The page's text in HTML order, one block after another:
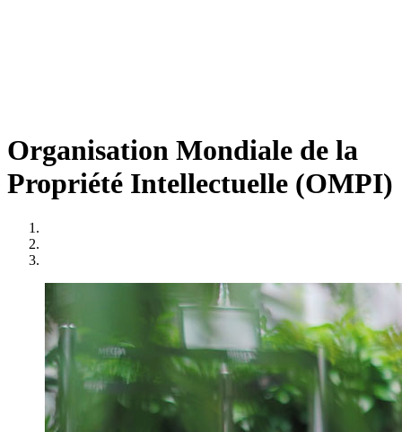
Organisation Mondiale de la
Propriété Intellectuelle (OMPI)